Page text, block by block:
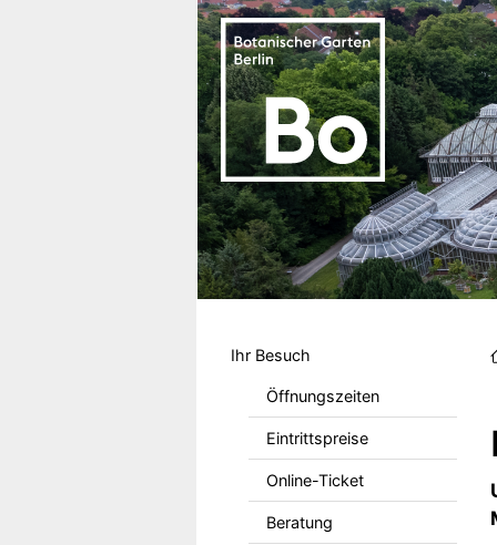
Ihr Besuch
Öffnungszeiten
Eintrittspreise
Online-Ticket
Beratung